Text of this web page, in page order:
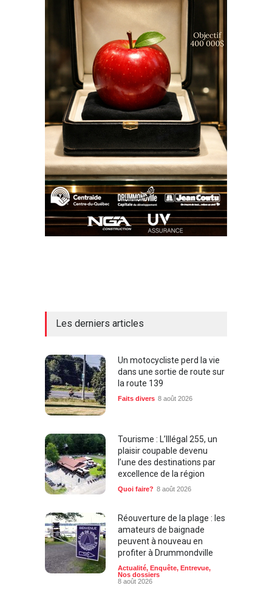
Les derniers articles
Un motocycliste perd la vie
dans une sortie de route sur
la route 139
Faits divers 8 août 2026
Tourisme : L’Illégal 255, un
plaisir coupable devenu
l’une des destinations par
excellence de la région
Quoi faire? 8 août 2026
Réouverture de la plage : les
amateurs de baignade
peuvent à nouveau en
profiter à Drummondville
Actualité, Enquête, Entrevue,
Nos dossiers
8 août 2026